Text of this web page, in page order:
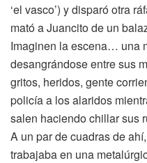
‘el vasco’) y disparó otra
mató a Juancito de un
Imaginen la escena… una
desangrándose entre sus
gritos, heridos, gente
policía a los alaridos
salen haciendo chillar sus
A un par de cuadras de
trabajaba en una